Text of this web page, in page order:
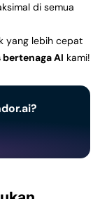
di semua
yang lebih cepat
AI kami!